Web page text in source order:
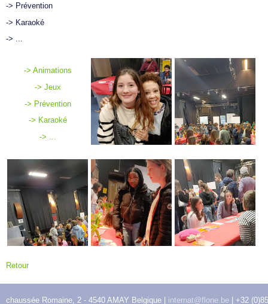
-> Prévention
-> Karaoké
-> ...
-> Animations
-> Jeux
-> Prévention
-> Karaoké
-> ...
Retour
chaussée Romaine, 2 - 4540 AMAY Belgique | internat@flone.be| +32 (0)85